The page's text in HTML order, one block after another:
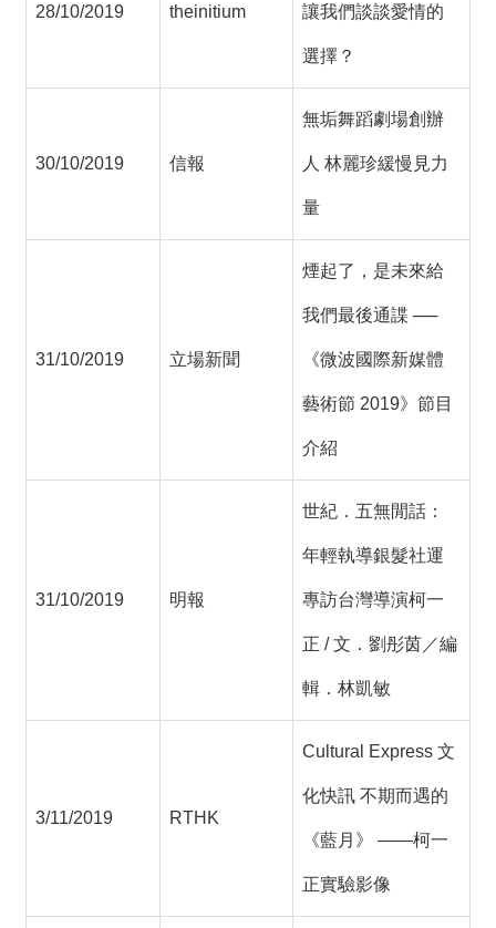
28/10/2019 theinitium 讓我們談談愛情的
選擇？
30/10/2019 信報
無垢舞蹈劇場創辦
人 林麗珍緩慢見力
量
31/10/2019 立場新聞
煙起了，是未來給
我們最後通諜 ──
《微波國際新媒體
藝術節 2019》節目
介紹
31/10/2019 明報
世紀．五無閒話：
年輕執導銀髮社運
專訪台灣導演柯一
正 / 文．劉彤茵／編
輯．林凱敏
3/11/2019 RTHK
Cultural Express 文
化快訊 不期而遇的
《藍月》 ——柯一
正實驗影像